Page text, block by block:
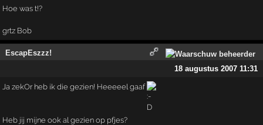
Hoe was t!?
grtz Bob
EscapEszzz!
18 augustus 2007 11:31
Ja zekOr heb ik die gezien! Heeeeel gaaf
Heb jij mijne ook al gezien op pfjes?